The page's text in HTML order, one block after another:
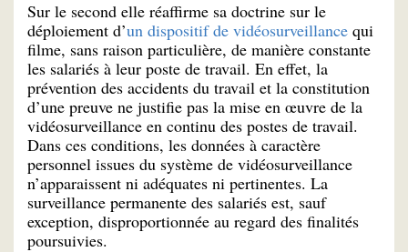
Sur le second elle réaffirme sa doctrine sur le
déploiement d’un dispositif de vidéosurveillance qui
filme, sans raison particulière, de manière constante
les salariés à leur poste de travail. En effet, la
prévention des accidents du travail et la constitution
d’une preuve ne justifie pas la mise en œuvre de la
vidéosurveillance en continu des postes de travail.
Dans ces conditions, les données à caractère
personnel issues du système de vidéosurveillance
n’apparaissent ni adéquates ni pertinentes. La
surveillance permanente des salariés est, sauf
exception, disproportionnée au regard des finalités
poursuivies.